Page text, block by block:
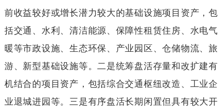
前收益较好或增长潜力较大的基础设施项目资产，包
括交通、水利、清洁能源、保障性租赁住房、水电气
暖等市政设施、生态环保、产业园区、仓储物流、旅
游、新型基础设施等。二是统筹盘活存量和改扩建有
机结合的项目资产，包括综合交通枢纽改造、工业企
业退城进园等。三是有序盘活长期闲置但具有较大开